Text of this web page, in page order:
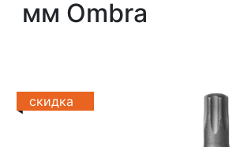
мм Ombra
скидка